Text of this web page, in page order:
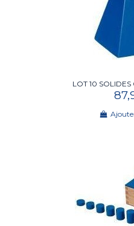
LOT 10